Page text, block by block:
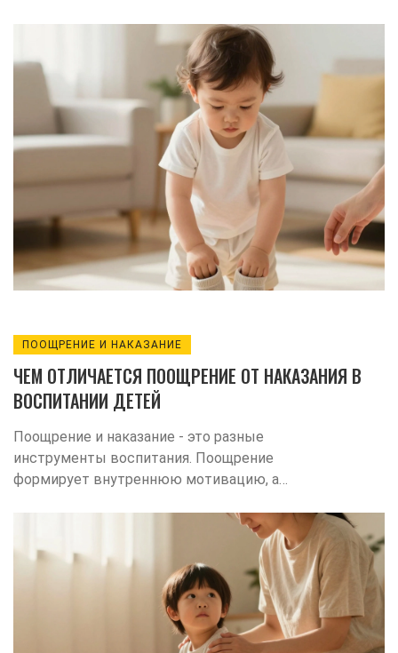
ПООЩРЕНИЕ И НАКАЗАНИЕ
ЧЕМ ОТЛИЧАЕТСЯ ПООЩРЕНИЕ ОТ НАКАЗАНИЯ В
ВОСПИТАНИИ ДЕТЕЙ
Поощрение и наказание - это разные
инструменты воспитания. Поощрение
формирует внутреннюю мотивацию, а
Узнайте, как правильно использовать оба
подхода, чтобы ребенок рос уверенным и
ответственным.